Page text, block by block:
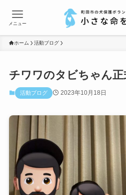
メニュー
ホーム 活動ブログ
チワワのタビちゃん正
活動ブログ 2023年10月18日